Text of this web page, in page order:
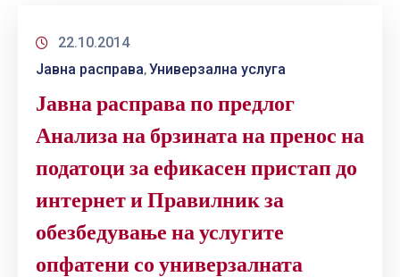
22.10.2014
Јавна расправа‚Универзална услуга
Јавна расправа по предлог
Анализа на брзината на пренос на
податоци за ефикасен пристап до
интернет и Правилник за
обезбедување на услугите
опфатени со универзалната